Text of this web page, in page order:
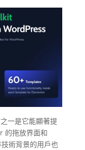
一是它能顯著提
的拖放界面和
術背景的用戶也